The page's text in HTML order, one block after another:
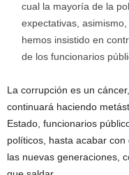
cual la mayoría de la
expectativas,
hemos insistido en
de los funcionarios
La corrupción es un
continuará haciendo
Estado, funcionarios
políticos, hasta acabar
las nuevas generaciones,